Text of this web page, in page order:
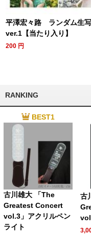
平澤宏々路 ランダム生
ver.1【当たり入り】
200 円
RANKING
BEST1
古川雄大 「The
Greatest Concert
vol.3」アクリルペン
ライト
古